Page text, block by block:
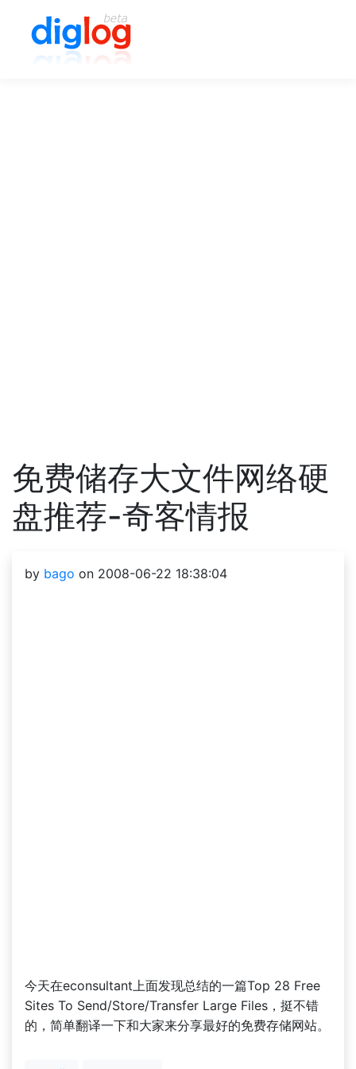
免费储存大文件网络硬
盘推荐-奇客情报
by bago on 2008-06-22 18:38:04
今天在econsultant上面发现总结的一篇Top 28 Free
Sites To Send/Store/Transfer Large Files，挺不错
的，简单翻译一下和大家来分享最好的免费存储网站。